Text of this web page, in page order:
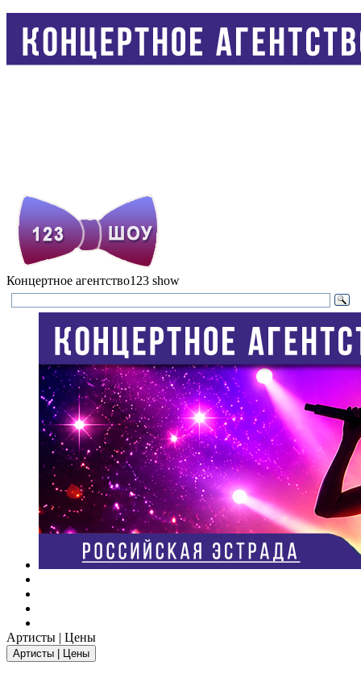
Концертное агентство123 show
Артисты | Цены
Артисты | Цены